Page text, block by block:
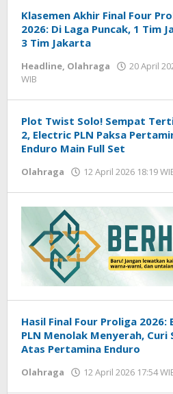
Klasemen Akhir Final Four
2026: Di Laga Puncak, 1 Tim
3 Tim Jakarta
Headline, Olahraga
20 April
WIB
Plot Twist Solo! Sempat
2, Electric PLN Paksa
Enduro Main Full Set
Olahraga 12 April 2026 18:19
Hasil Final Four Proliga 2026:
PLN Menolak Menyerah, Curi
Atas Pertamina Enduro
Olahraga 12 April 2026 17:54